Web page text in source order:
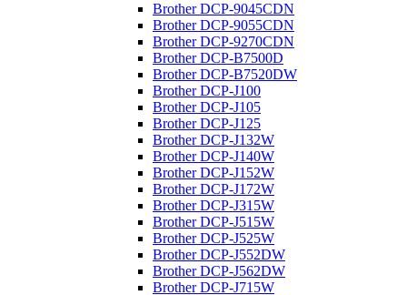
Brother DCP-9045CDN
Brother DCP-9055CDN
Brother DCP-9270CDN
Brother DCP-B7500D
Brother DCP-B7520DW
Brother DCP-J100
Brother DCP-J105
Brother DCP-J125
Brother DCP-J132W
Brother DCP-J140W
Brother DCP-J152W
Brother DCP-J172W
Brother DCP-J315W
Brother DCP-J515W
Brother DCP-J525W
Brother DCP-J552DW
Brother DCP-J562DW
Brother DCP-J715W